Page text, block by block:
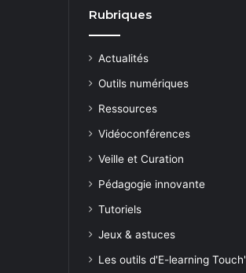
Rubriques
Actualités
Outils numériques
Ressources
Vidéoconférences
Veille et Curation
Pédagogie innovante
Tutoriels
Jeux & astuces
Les outils d'E-learning Touch'